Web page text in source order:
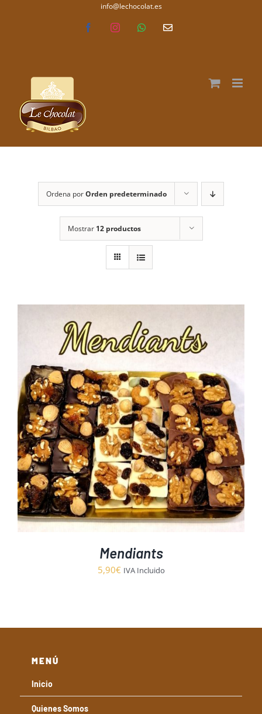
info@lechocolat.es
FacebookInstagramWhatsAppCorreo
Ordena porOrden predeterminado
Mostrar 12 productos
Mendiants
5,90€ IVA Incluido
MENÚ
Inicio
Quienes Somos